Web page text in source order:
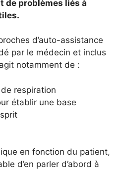
de problèmes liés à
d’auto-assistance
par le médecin et inclus
notamment de :
respiration
établir une base
en fonction du patient,
d’en parler d’abord à